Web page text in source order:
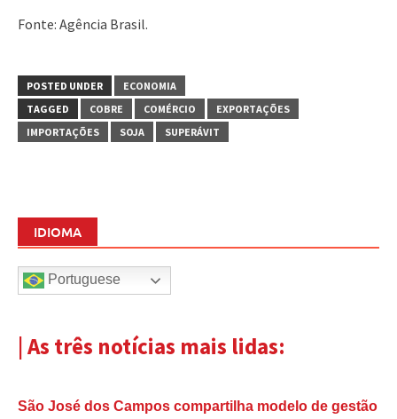
Fonte: Agência Brasil.
POSTED UNDER
ECONOMIA
TAGGED
COBRE COMÉRCIO
EXPORTAÇÕES
IMPORTAÇÕES
SOJA SUPERÁVIT
IDIOMA
Portuguese
| As três notícias mais lidas:
São José dos Campos compartilha modelo de gestão